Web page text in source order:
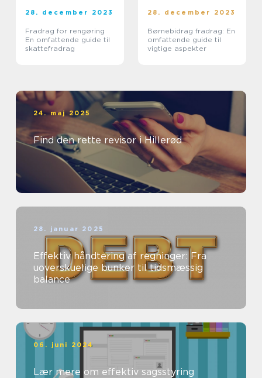
28. december 2023
Fradrag for rengøring
En omfattende guide til
skattefradrag
28. december 2023
Børnebidrag fradrag: En
omfattende guide til
vigtige aspekter
24. maj 2025
Find den rette revisor i Hillerød
28. januar 2025
Effektiv håndtering af regninger: Fra
uoverskuelige bunker til tidsmæssig
balance
06. juni 2024
Lær mere om effektiv sagsstyring